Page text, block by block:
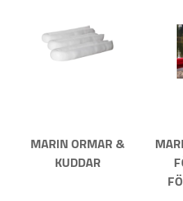
MARIN ORMAR &
KUDDAR